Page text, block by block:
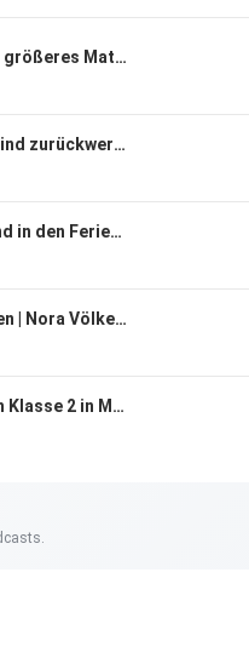
Birgit Gattringer darüber,
bringen können.
mit Grundschulkindern:
Wut, Widerstand und
Fingerrechnen verrät ein größeres Matheproblem
3 Ferienfehler, die dein Kind zurückwerfen.
Deshalb verlernt dein Kind in den Ferien alles
️ Kinder fürs Leben stärken | Nora Völker-Munro zu Gast bei Diana Wegel
Das sollte dein Kind nach Klasse 2 in Mathe können – geh es jetzt durch